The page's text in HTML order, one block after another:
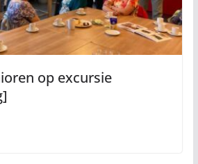
op excursie